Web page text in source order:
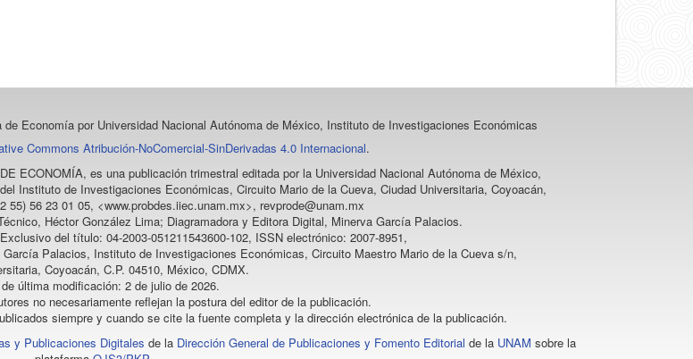
de Economía por Universidad Nacional Autónoma de México, Instituto de Investigaciones Económicas
Commons Atribución-NoComercial-SinDerivadas 4.0 Internacional.
ECONOMÍA, es una publicación trimestral editada por la Universidad Nacional Autónoma de México,
Instituto de Investigaciones Económicas, Circuito Mario de la Cueva, Ciudad Universitaria, Coyoacán,
55) 56 23 01 05, <www.probdes.iiec.unam.mx>, revprode@unam.mx
Héctor González Lima; Diagramadora y Editora Digital, Minerva García Palacios.
del título: 04-2003-051211543600-102, ISSN electrónico: 2007-8951,
Palacios, Instituto de Investigaciones Económicas, Circuito Maestro Mario de la Cueva s/n,
Coyoacán, C.P. 04510, México, CDMX.
última modificación: 2 de julio de 2026.
no necesariamente reflejan la postura del editor de la publicación.
siempre y cuando se cite la fuente completa y la dirección electrónica de la publicación.
y Publicaciones Digitales de la Dirección General de Publicaciones y Fomento Editorial de la UNAM sobre la